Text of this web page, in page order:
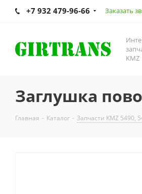
+7 932 479-96-66 Заказать
KMZ
Заглушка
Главная - Каталог - Запчасти KMZ 5490,